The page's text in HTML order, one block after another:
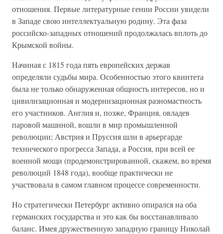
отношения. Первые литературные гении России увидели
в Западе свою интеллектуальную родину. Эта фаза
российско-западных отношений продолжалась вплоть до
Крымской войны.
Начиная с 1815 года пять европейских держав
определяли судьбы мира. Особенностью этого квинтета
была не только обнаруженная общность интересов, но и
цивилизационная и модернизационная разномастность
его участников. Англия и, позже, Франция, овладев
паровой машиной, вошли в мир промышленной
революции; Австрия и Пруссия шли в арьергарде
технического прогресса Запада, а Россия, при всей ее
военной мощи (продемонстрированной, скажем, во время
революций 1848 года), вообще практически не
участвовала в самом главном процессе современности.
Но стратегически Петербург активно опирался на оба
германских государства и это как бы восстанавливало
баланс. Имея дружественную западную границу Николай